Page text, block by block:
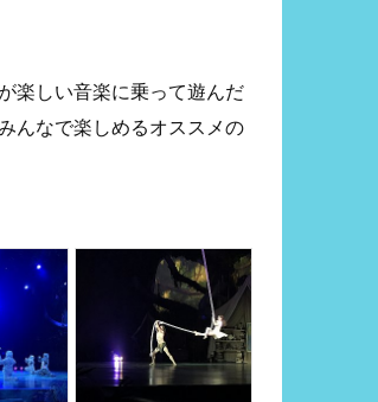
楽しい音楽に乗って遊んだ
んなで楽しめるオススメの